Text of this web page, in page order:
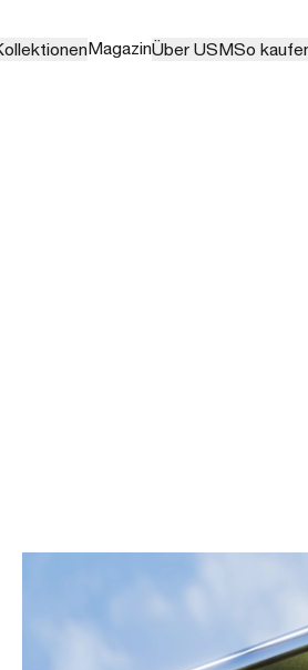
MagazinÜber USMSo